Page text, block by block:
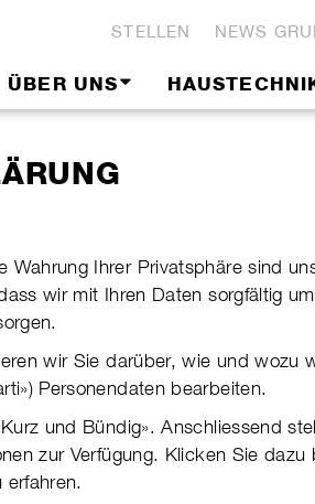
STELLEN NEWS
ÜBER UNS
Wahrung Ihrer Privat­sphäre sind
wir mit Ihren Daten sorg­fältig
wir Sie darüber, wie und wozu
Per­so­nen­daten bear­beiten.
und Bündig». Anschlies­send
zur Ver­fü­gung. Klicken Sie dazu